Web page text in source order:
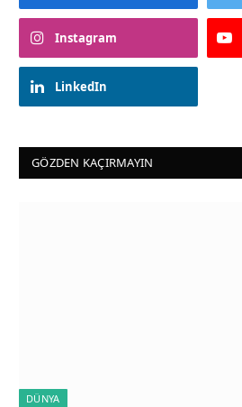
Instagram
LinkedIn
GÖZDEN KAÇIRMAYIN
DÜNYA